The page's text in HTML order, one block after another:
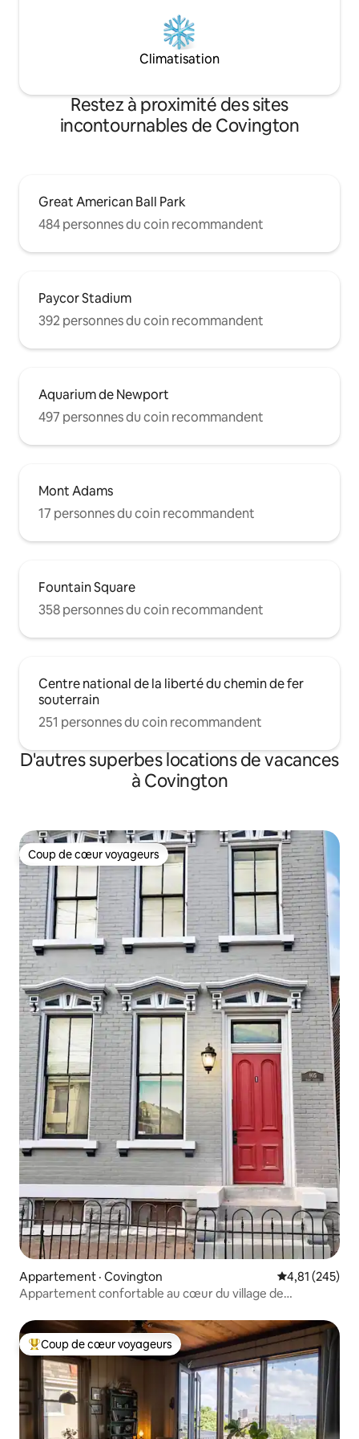
Climatisation
Restez à proximité des sites
incontournables de Covington
Great American Ball Park
484 personnes du coin recommandent
Paycor Stadium
392 personnes du coin recommandent
Aquarium de Newport
497 personnes du coin recommandent
Mont Adams
17 personnes du coin recommandent
Fountain Square
358 personnes du coin recommandent
Centre national de la liberté du chemin de fer
souterrain
251 personnes du coin recommandent
D'autres superbes locations de vacances
à Covington
Coup de cœur voyageurs
Coup de cœur voyageurs
Appartement · Covington Note
4,81 (245)
Appartement confortable au cœur du village de
Coup de cœur voyageurs parmi les plus aimés
Coup de cœur voyageurs